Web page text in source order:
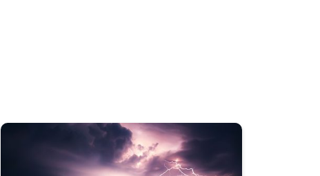
Jo, lyn kan slå ned samme sted to gange. Lynhurtige facts om lyn. . .